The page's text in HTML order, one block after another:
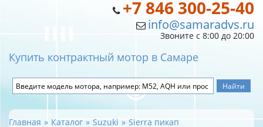
+7 846 300-25-40
info@samaradvs.ru
Звоните с 8:00 до 20:00
Купить контрактный мотор в Самаре
Главная Каталог Suzuki Sierra пикап